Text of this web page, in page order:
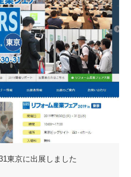
東京に出展しました